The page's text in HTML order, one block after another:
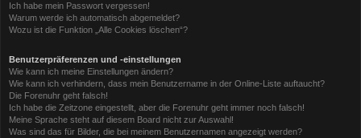
Ich habe mein Passwort vergessen!
Warum werde ich automatisch abgemeldet?
Wozu ist die Funktion „Alle Cookies löschen“?
Benutzerpräferenzen und -einstellungen
Wie kann ich meine Einstellungen ändern?
Wie kann ich verhindern, dass mein Benutzername in der Online-Liste auftaucht?
Die Forenuhr geht falsch!
Ich habe die Zeitzone eingestellt, aber die Forenuhr geht immer noch falsch!
Meine Sprache steht auf diesem Board nicht zur Auswahl!
Was sind das für Bilder, die bei meinem Benutzernamen angezeigt werden?